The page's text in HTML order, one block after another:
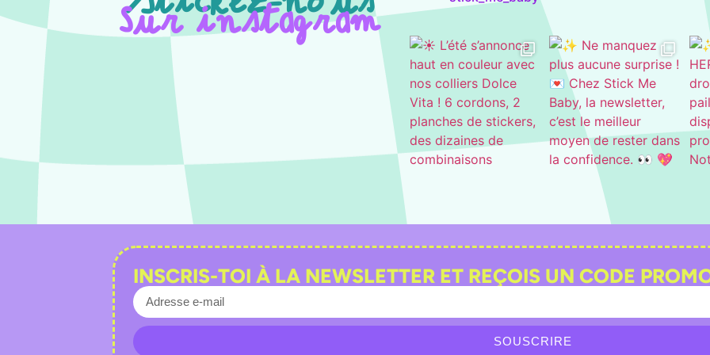
Sur instagram
INSCRIS-TOI À LA NEWSLETTER ET REÇOIS UN CODE
SOUSCRIRE